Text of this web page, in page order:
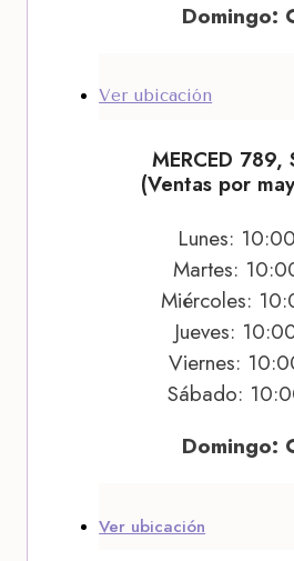
Domingo:
Ver ubicación
MERCED 789,
(Ventas por
Lunes:
Martes:
Miércoles:
Jueves:
Viernes:
Sábado:
Domingo:
Ver ubicación